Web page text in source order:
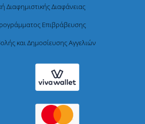
Διαφημιστικής Διαφάνειας
Επιβράβευσης
και Δημοσίευσης Αγγελιών